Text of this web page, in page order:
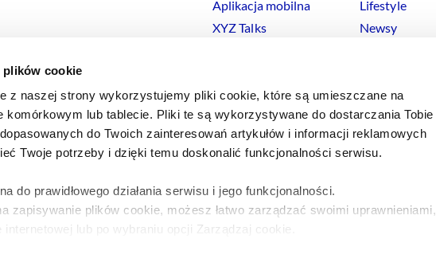
plików cookie
z naszej strony wykorzystujemy pliki cookie, które są umieszczane na
komórkowym lub tablecie. Pliki te są wykorzystywane do dostarczania Tobie
do Twoich zainteresowań artykułów i informacji reklamowych
Twoje potrzeby i dzięki temu doskonalić funkcjonalności serwisu.
do prawidłowego działania serwisu i jego funkcjonalności.
zapisywanie plików cookie, możesz łatwo zarządzać swoimi uprawnieniami,
internetowej lub po wybraniu opcji Zarządzaj cookie.
Aplikacja mobilna
XYZ Talks
Lifestyle
Newsy
Polityka prywatnościPolitykaCookiesRegulaminUstawieniaCookies